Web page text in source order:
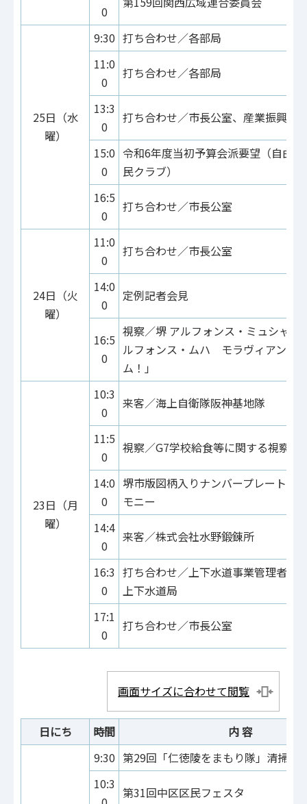
0
25日（水
曜）
9:30 打ち合わせ／各部局
11:0
0
打ち合わせ／各部局
13:3
0
打ち合わせ／市長公室、産業振興局
15:0
0
令和6年度当初予算会派要望（自由
民クラブ）
16:5
0
打ち合わせ／市長公室
24日（火
曜）
11:0
0
打ち合わせ／市長公室
14:0
0
定例記者会見
16:5
0
視察／堺 アルフォンス・ミュシャ館
ルフォンス・ムハ モラヴィアン・
ム！」
23日（月
曜）
10:3
0
来客／海上自衛隊阪神基地隊
11:5
0
視察／G7学校給食等に関する視察
14:0
0
堺市版図柄入りナンバープレート交
モニー
14:4
0
来客／株式会社水野鍛錬所
16:3
0
打ち合わせ／上下水道事業管理者、
上下水道局
17:1
0
打ち合わせ／市長公室
画面サイズに合わせて閲覧
日にち 時間
内 容
9:30 第29回「仁徳陵をまもり隊」清掃活
10:3
第31回中区区民フェスタ